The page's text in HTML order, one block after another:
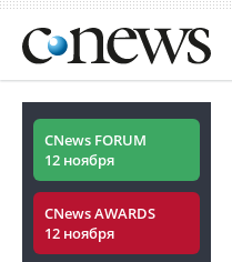
CNews FORUM
12 ноября
CNews AWARDS
12 ноября